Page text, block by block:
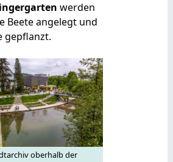
werden
Beete angelegt und
gepflanzt.
oberhalb der